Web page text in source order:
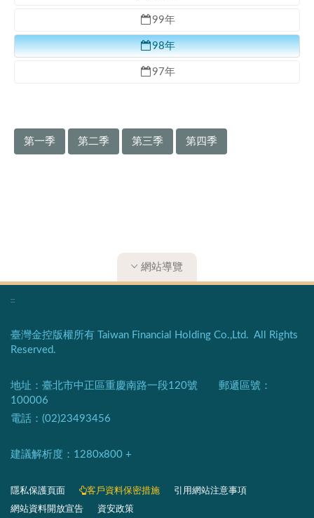
99年
98年
97年
第一季 第二季 第三季 第四季
網站導覽
:::
臺灣金控版權所有 Taiwan Financial Holding Co.,Ltd. All Rights
Reserved.
地址：臺北市中正區重慶南路一段120號 郵遞區號：
100006
電話：(02)23493456
建議解析度：1280x800 +​
隱私保護頁面​ 客戶資料保密措施
引用網站注意事項
網站資料開放宣告
資安政策